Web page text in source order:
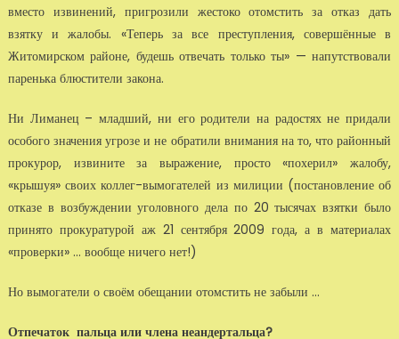
вместо извинений, пригрозили жестоко отомстить за отказ дать
взятку и жалобы. «Теперь за все преступления, совершённые в
Житомирском районе, будешь отвечать только ты» — напутствовали
паренька блюстители закона.
Ни Лиманец – младший, ни его родители на радостях не придали
особого значения угрозе и не обратили внимания на то, что районный
прокурор, извините за выражение, просто «похерил» жалобу,
«крышуя» своих коллег-вымогателей из милиции (постановление об
отказе в возбуждении уголовного дела по 20 тысячах взятки было
принято прокуратурой аж 21 сентября 2009 года, а в материалах
«проверки» … вообще ничего нет!)
Но вымогатели о своём обещании отомстить не забыли …
Отпечаток пальца или члена неандертальца?